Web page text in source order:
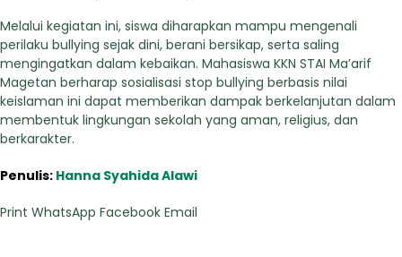
Melalui kegiatan ini, siswa diharapkan mampu mengenali
perilaku bullying sejak dini, berani bersikap, serta saling
mengingatkan dalam kebaikan. Mahasiswa KKN STAI Ma’arif
Magetan berharap sosialisasi stop bullying berbasis nilai
keislaman ini dapat memberikan dampak berkelanjutan dalam
membentuk lingkungan sekolah yang aman, religius, dan
berkarakter.
Penulis: Hanna Syahida Alawi
Print WhatsApp Facebook Email